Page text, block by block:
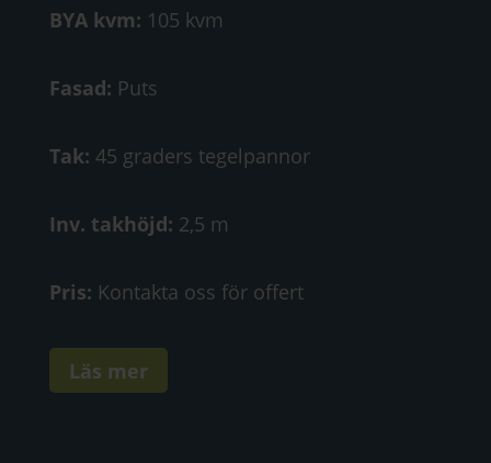
BYA kvm: 105 kvm
Fasad: Puts
Tak: 45 graders tegelpannor
Inv. takhöjd: 2,5 m
Pris: Kontakta oss för offert
Läs mer